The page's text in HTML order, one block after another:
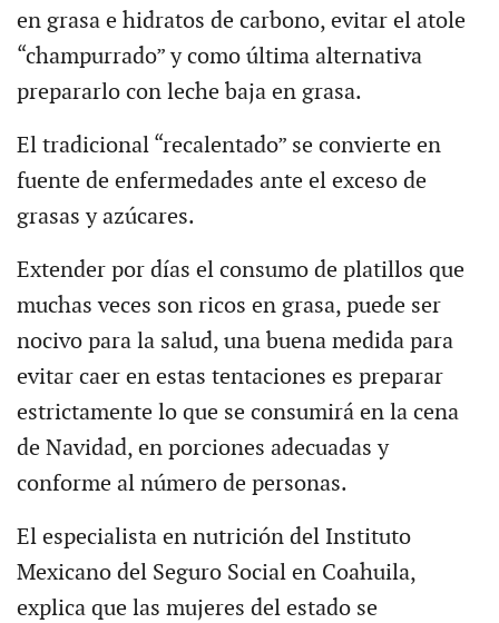
en grasa e hidratos de carbono, evitar el atole
“champurrado” y como última alternativa
prepararlo con leche baja en grasa.
El tradicional “recalentado” se convierte en
fuente de enfermedades ante el exceso de
grasas y azúcares.
Extender por días el consumo de platillos que
muchas veces son ricos en grasa, puede ser
nocivo para la salud, una buena medida para
evitar caer en estas tentaciones es preparar
estrictamente lo que se consumirá en la cena
de Navidad, en porciones adecuadas y
conforme al número de personas.
El especialista en nutrición del Instituto
Mexicano del Seguro Social en Coahuila,
explica que las mujeres del estado se